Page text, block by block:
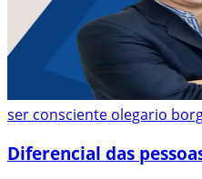
ser consciente olegario
Diferencial das